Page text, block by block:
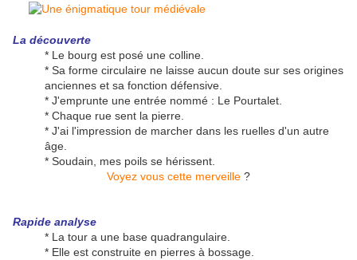
La découverte
* Le bourg est posé une colline.
* Sa forme circulaire ne laisse aucun doute sur ses origines
anciennes et sa fonction défensive.
* J'emprunte une entrée nommé : Le Pourtalet.
* Chaque rue sent la pierre.
* J'ai l'impression de marcher dans les ruelles d'un autre
âge.
* Soudain, mes poils se hérissent.
Voyez vous cette merveille ?
Rapide analyse
* La tour a une base quadrangulaire.
* Elle est construite en pierres à bossage.